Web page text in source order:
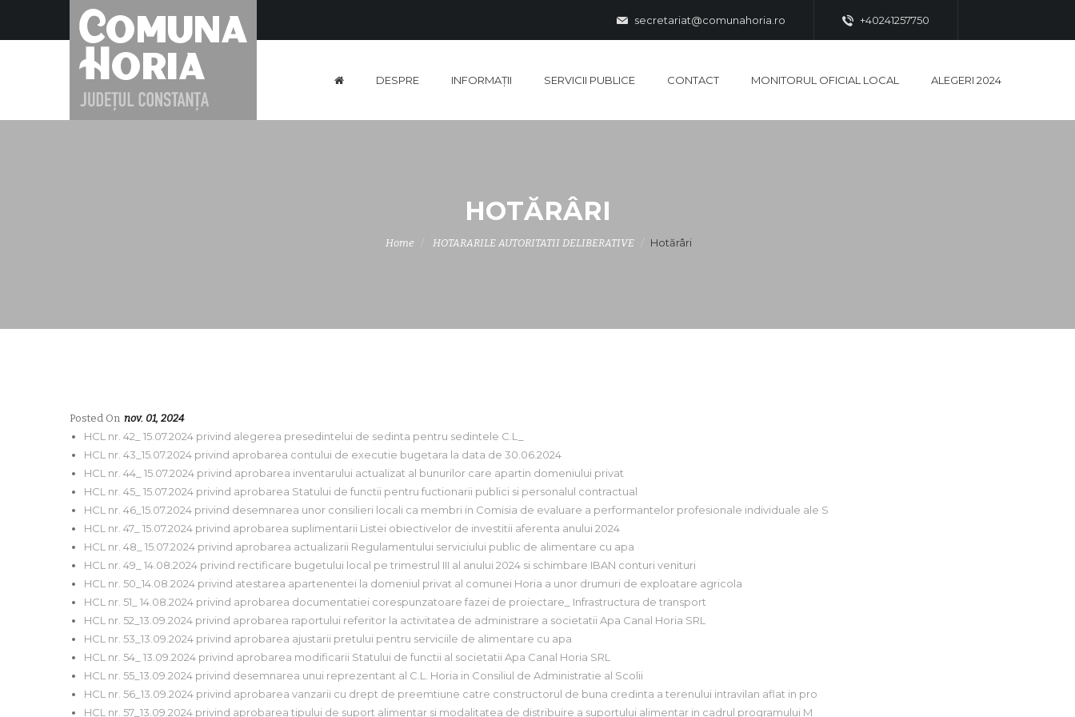
secretariat@comunahoria.ro +40241257750
DESPRE INFORMAȚII SERVICII PUBLICE CONTACT MONITORUL OFICIAL LOCAL ALEGERI 2024
HOTĂRÂRI
Home HOTARARILE AUTORITATII DELIBERATIVE Hotărâri
Posted On nov. 01, 2024
HCL nr. 42_ 15.07.2024 privind alegerea presedintelui de sedinta pentru sedintele C.L_
HCL nr. 43_15.07.2024 privind aprobarea contului de executie bugetara la data de 30.06.2024
HCL nr. 44_ 15.07.2024 privind aprobarea inventarului actualizat al bunurilor care apartin domeniului privat
HCL nr. 45_ 15.07.2024 privind aprobarea Statului de functii pentru fuctionarii publici si personalul contractual
HCL nr. 46_15.07.2024 privind desemnarea unor consilieri locali ca membri in Comisia de evaluare a performantelor profesionale individuale ale S
HCL nr. 47_ 15.07.2024 privind aprobarea suplimentarii Listei obiectivelor de investitii aferenta anului 2024
HCL nr. 48_ 15.07.2024 privind aprobarea actualizarii Regulamentului serviciului public de alimentare cu apa
HCL nr. 49_ 14.08.2024 privind rectificare bugetului local pe trimestrul III al anului 2024 si schimbare IBAN conturi venituri
HCL nr. 50_14.08.2024 privind atestarea apartenentei la domeniul privat al comunei Horia a unor drumuri de exploatare agricola
HCL nr. 51_ 14.08.2024 privind aprobarea documentatiei corespunzatoare fazei de proiectare_ Infrastructura de transport
HCL nr. 52_13.09.2024 privind aprobarea raportului referitor la activitatea de administrare a societatii Apa Canal Horia SRL
HCL nr. 53_13.09.2024 privind aprobarea ajustarii pretului pentru serviciile de alimentare cu apa
HCL nr. 54_ 13.09.2024 privind aprobarea modificarii Statului de functii al societatii Apa Canal Horia SRL
HCL nr. 55_13.09.2024 privind desemnarea unui reprezentant al C.L. Horia in Consiliul de Administratie al Scolii
HCL nr. 56_13.09.2024 privind aprobarea vanzarii cu drept de preemtiune catre constructorul de buna credinta a terenului intravilan aflat in pro
HCL nr. 57_13.09.2024 privind aprobarea tipului de suport alimentar si modalitatea de distribuire a suportului alimentar in cadrul programului M